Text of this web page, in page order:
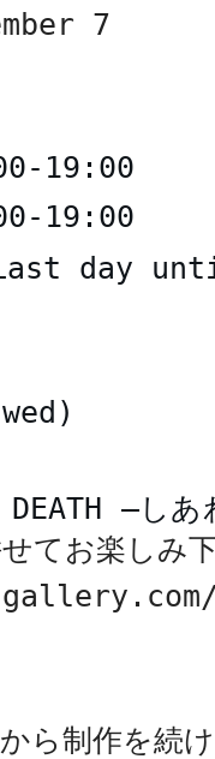
7
19:00
19:00
day
DEATH –しあ
てお楽しみ
ら制作を続